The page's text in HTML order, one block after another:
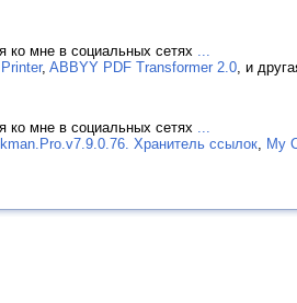
ко мне в социальных сетях
, ABBYY PDF Transformer 2.0 , и
ко мне в социальных сетях
Хранитель ссылок My